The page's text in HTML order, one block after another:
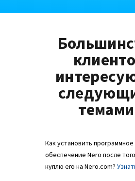
Как установить программное
обеспечение Nero после
куплю его на Nero.com?